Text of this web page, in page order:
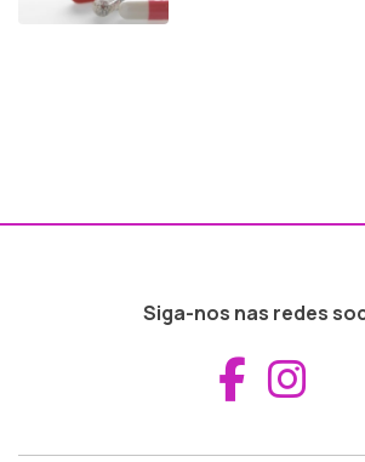
Siga-nos nas redes